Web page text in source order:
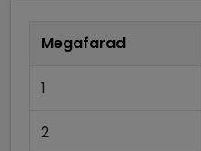
Megafarad
1
2